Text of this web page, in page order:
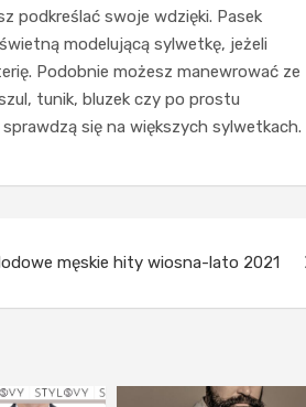
podkreślać swoje wdzięki. Pasek
modelującą sylwetkę, jeżeli
Podobnie możesz manewrować ze
tunik, bluzek czy po prostu
się na większych sylwetkach.
męskie hity wiosna-lato 2021